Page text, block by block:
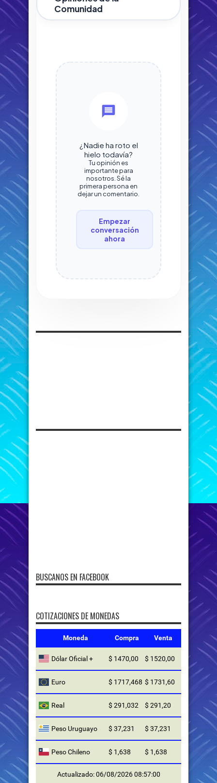
Comunidad
¿Nadie ha roto el
hielo todavía?
Tu opinión es
importante para
nosotros. Sé la
primera persona en
dejar un comentario.
Empezar
conversación
ahora
BUSCANOS EN FACEBOOK
COTIZACIONES DE MONEDAS
Moneda Compra Venta
Dólar Oficial + $ 1470,00 $ 1520,00
Euro $ 1717,468 $ 1731,60
Real $ 291,032 $ 291,20
Peso Uruguayo $ 37,231 $ 37,231
Peso Chileno $ 1,638 $ 1,638
Actualizado: 06/08/2026 08:57:00